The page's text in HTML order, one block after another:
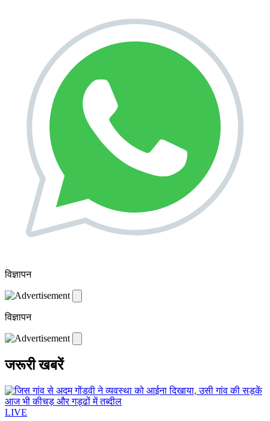
विज्ञापन
विज्ञापन
जरूरी खबरें
LIVE